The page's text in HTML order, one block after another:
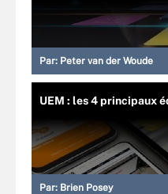
Par: Peter van der Woude
UEM : les 4 principaux
Par: Brien Posey